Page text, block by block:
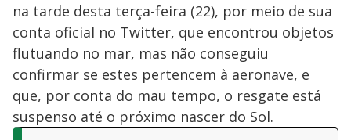
na tarde desta terça-feira (22), por meio de sua
conta oficial no Twitter, que encontrou objetos
flutuando no mar, mas não conseguiu
confirmar se estes pertencem à aeronave, e
que, por conta do mau tempo, o resgate está
suspenso até o próximo nascer do Sol.